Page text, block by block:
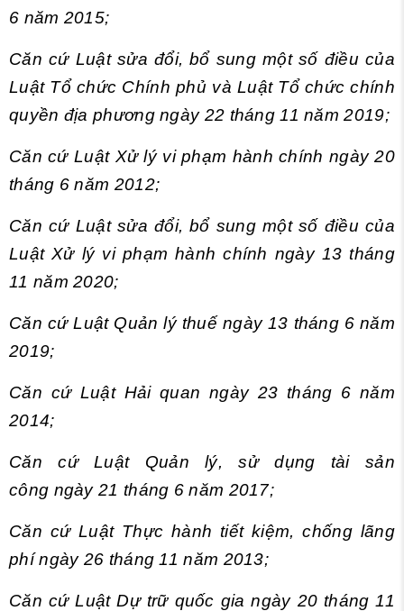
6 năm 2015;
Căn cứ Luật sửa đổi, bổ sung một số điều của
Luật Tổ chức Chính phủ và Luật Tổ chức chính
quyền địa phương ngày 22 tháng 11 năm 2019;
Căn cứ Luật Xử lý vi phạm hành chính ngày 20
tháng 6 năm 2012;
Căn cứ Luật sửa đổi, bổ sung một số điều của
Luật Xử lý vi phạm hành chính ngày 13 tháng
11 năm 2020;
Căn cứ Luật Quản lý thuế ngày 13 tháng 6 năm
2019;
Căn cứ Luật Hải quan ngày 23 tháng 6 năm
2014;
Căn cứ Luật Quản lý, sử dụng tài sản
công ngày 21 tháng 6 năm 2017;
Căn cứ Luật Thực hành tiết kiệm, chống lãng
phí ngày 26 tháng 11 năm 2013;
Căn cứ Luật Dự trữ quốc gia ngày 20 tháng 11